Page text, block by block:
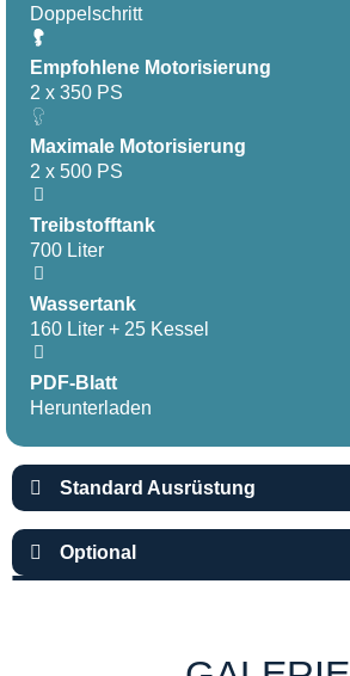
Doppelschritt
Empfohlene Motorisierung
2 x 350 PS
Maximale Motorisierung
2 x 500 PS
Treibstofftank
700 Liter
Wassertank
160 Liter + 25 Kessel
PDF-Blatt
Herunterladen
Standard Ausrüstung
Optional